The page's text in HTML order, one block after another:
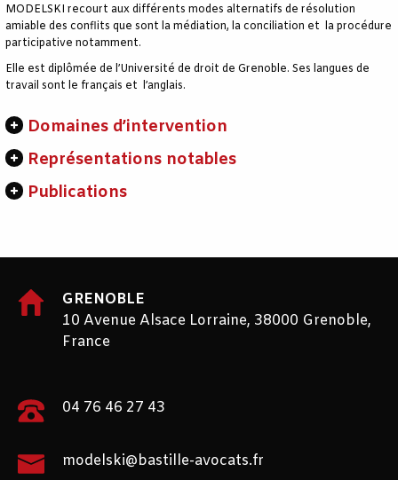
MODELSKI recourt aux différents modes alternatifs de résolution
amiable des conflits que sont la médiation, la conciliation et la procédure
participative notamment.
Elle est diplômée de l’Université de droit de Grenoble. Ses langues de
travail sont le français et l’anglais.
Domaines d’intervention
Représentations notables
Publications
GRENOBLE
10 Avenue Alsace Lorraine, 38000 Grenoble,
France
04 76 46 27 43
modelski@bastille-avocats.fr